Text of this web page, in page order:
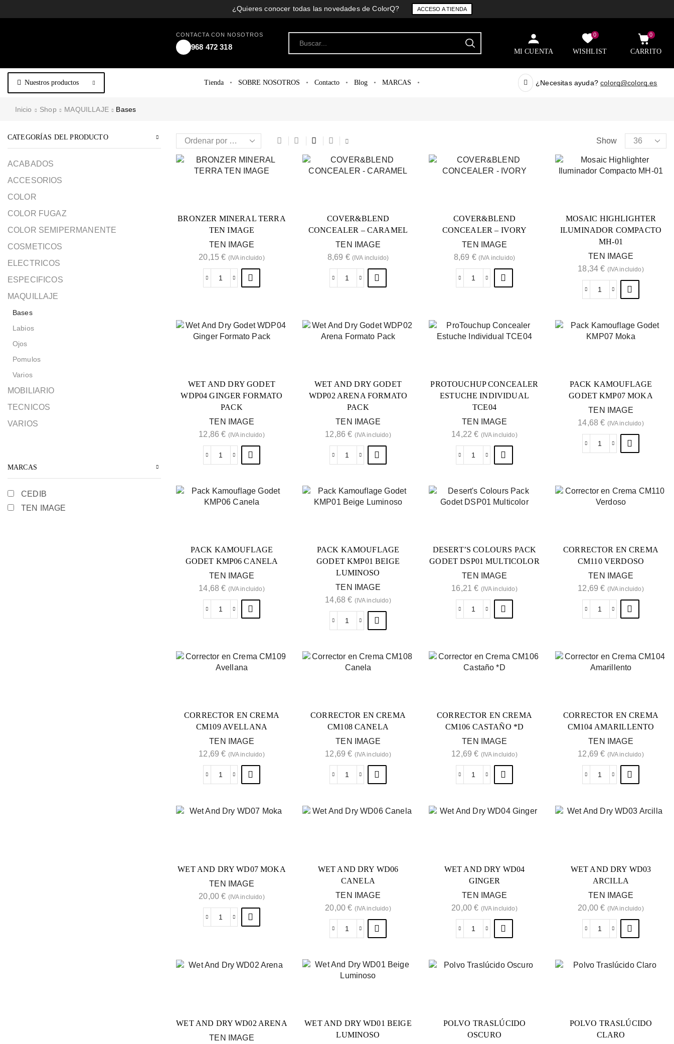
¿Quieres conocer todas las novedades de ColorQ? ACCESO A TIENDA
CONTACTA CON NOSOTROS
968 472 318 MI CUENTA
0
WISHLIST
0
CARRITO
Nuestros productos Tienda SOBRE NOSOTROS Contacto Blog MARCAS ¿Necesitas ayuda?colorq@colorq.es
Inicio Shop MAQUILLAJE Bases
Show
BRONZER MINERAL TERRA
TEN IMAGE
TEN IMAGE
20,15€ (IVA incluido)
COVER&BLEND
CONCEALER – CARAMEL
TEN IMAGE
8,69 € (IVA incluido)
COVER&BLEND
CONCEALER – IVORY
TEN IMAGE
8,69 € (IVA incluido)
MOSAIC HIGHLIGHTER
ILUMINADOR COMPACTO
MH-01
TEN IMAGE
18,34€ (IVA incluido)
WET AND DRY GODET
WDP04 GINGER FORMATO
PACK
TEN IMAGE
12,86€ (IVA incluido)
WET AND DRY GODET
WDP02 ARENA FORMATO
PACK
TEN IMAGE
12,86€ (IVA incluido)
PROTOUCHUP CONCEALER
ESTUCHE INDIVIDUAL
TCE04
TEN IMAGE
14,22€ (IVA incluido)
PACK KAMOUFLAGE
GODET KMP07 MOKA
TEN IMAGE
14,68€ (IVA incluido)
PACK KAMOUFLAGE
GODET KMP06 CANELA
TEN IMAGE
14,68€ (IVA incluido)
PACK KAMOUFLAGE
GODET KMP01 BEIGE
LUMINOSO
TEN IMAGE
14,68€ (IVA incluido)
DESERT’S COLOURS PACK
GODET DSP01 MULTICOLOR
TEN IMAGE
16,21€ (IVA incluido)
CORRECTOR EN CREMA
CM110 VERDOSO
TEN IMAGE
12,69€ (IVA incluido)
CORRECTOR EN CREMA
CM109 AVELLANA
TEN IMAGE
12,69€ (IVA incluido)
CORRECTOR EN CREMA
CM108 CANELA
TEN IMAGE
12,69€ (IVA incluido)
CORRECTOR EN CREMA
CM106 CASTAÑO *D
TEN IMAGE
12,69€ (IVA incluido)
CORRECTOR EN CREMA
CM104 AMARILLENTO
TEN IMAGE
12,69€ (IVA incluido)
WET AND DRY WD07 MOKA
TEN IMAGE
20,00€ (IVA incluido)
WET AND DRY WD06
CANELA
TEN IMAGE
20,00€ (IVA incluido)
WET AND DRY WD04
GINGER
TEN IMAGE
20,00€ (IVA incluido)
WET AND DRY WD03
ARCILLA
TEN IMAGE
20,00€ (IVA incluido)
WET AND DRY WD02 ARENA
TEN IMAGE
WET AND DRY WD01 BEIGE
LUMINOSO
POLVO TRASLÚCIDO
OSCURO
POLVO TRASLÚCIDO
CLARO
CATEGORÍAS DEL PRODUCTO
ACABADOS
ACCESORIOS
COLOR
COLOR FUGAZ
COLOR SEMIPERMANENTE
COSMETICOS
ELECTRICOS
ESPECIFICOS
MAQUILLAJE
Bases
Labios
Ojos
Pomulos
Varios
MOBILIARIO
TECNICOS
VARIOS
MARCAS
CEDIB
TEN IMAGE